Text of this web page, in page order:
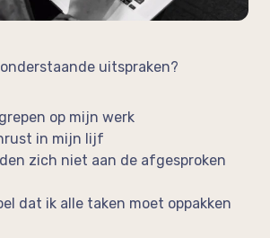
uitspraken?
op mijn werk
in mijn lijf
zich niet aan de afgesproken
dat ik alle taken moet oppakken